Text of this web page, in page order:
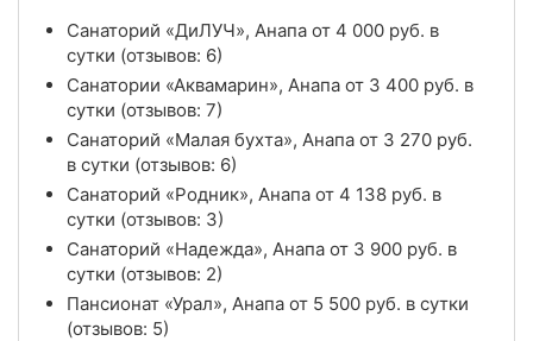
Санаторий «ДиЛУЧ», Анапа от 4 000 руб. в
сутки (отзывов: 6)
Санатории «Аквамарин», Анапа от 3 400 руб. в
сутки (отзывов: 7)
Санаторий «Малая бухта», Анапа от 3 270 руб.
в сутки (отзывов: 6)
Санаторий «Родник», Анапа от 4 138 руб. в
сутки (отзывов: 3)
Санаторий «Надежда», Анапа от 3 900 руб. в
сутки (отзывов: 2)
Пансионат «Урал», Анапа от 5 500 руб. в сутки
(отзывов: 5)